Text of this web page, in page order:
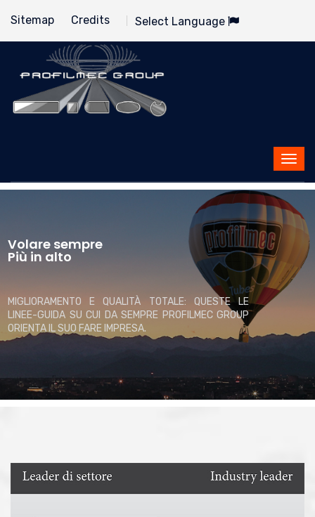
Sitemap Credits Select Language
Volare sempre
Più in alto
MIGLIORAMENTO E QUALITÀ TOTALE: QUESTE LE
LINEE-GUIDA SU CUI DA SEMPRE PROFILMEC GROUP
ORIENTA IL SUO FARE IMPRESA.